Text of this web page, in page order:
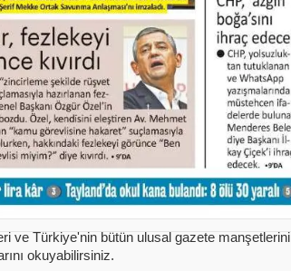
ve Türkiye'nin bütün ulusal gazete manşetlerini
okuyabilirsiniz.